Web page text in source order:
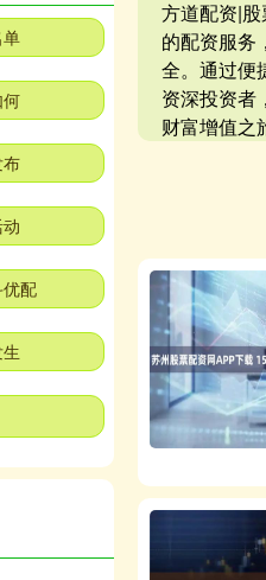
方道配资|
的配资服务
全。通过便
资深投资者
财富增值之
优配